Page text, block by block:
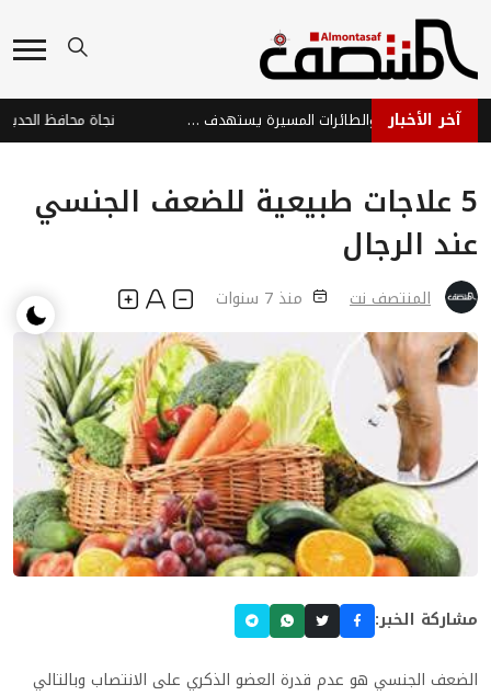
آخر الأخبار هجوم حوثي بالصواريخ والطائرات المسيرة يستهدف ميناء المخا والساحل الغربي
5 علاجات طبيعية للضعف الجنسي
عند الرجال
المنتصف نت منذ 7 سنوات
مشاركة الخبر:
الضعف الجنسي هو عدم قدرة العضو الذكري على الانتصاب وبالتالي